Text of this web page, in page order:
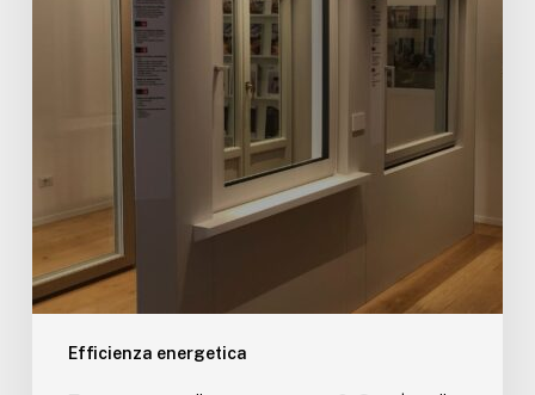
Efficienza energetica